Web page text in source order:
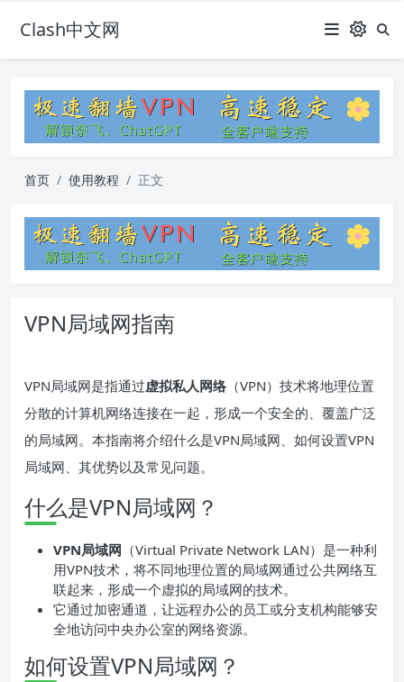
Clash中文网
首页 使用教程 正文
VPN局域网指南
VPN局域网是指通过虚拟私人网络（VPN）技术将地理位置
分散的计算机网络连接在一起，形成一个安全的、覆盖广泛
的局域网。本指南将介绍什么是VPN局域网、如何设置VPN
局域网、其优势以及常见问题。
什么是VPN局域网？
VPN局域网 （Virtual Private Network LAN）是一种利
用VPN技术，将不同地理位置的局域网通过公共网络互
联起来，形成一个虚拟的局域网的技术。
它通过加密通道，让远程办公的员工或分支机构能够安
全地访问中央办公室的网络资源。
如何设置VPN局域网？